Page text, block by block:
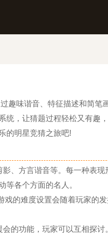
趣味谐音、特征描述和简笔
统，让猜题过程轻松又有趣
的明星竞猜之旅吧!
、方言谐音等。每一种表现
等各个方面的名人。
的难度设置会随着玩家的发
的功能，玩家可以互相探讨